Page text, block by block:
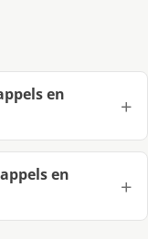
en
en